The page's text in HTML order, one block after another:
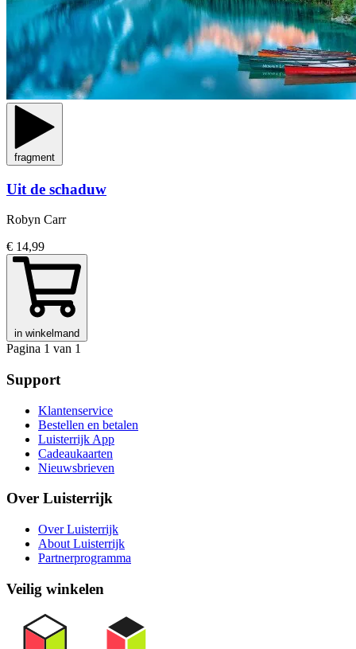
fragment
Uit de schaduw
Robyn Carr
€ 14,99
in winkelmand
Pagina 1 van 1
Support
Klantenservice
Bestellen en betalen
Luisterrijk App
Cadeaukaarten
Nieuwsbrieven
Over Luisterrijk
Over Luisterrijk
About Luisterrijk
Partnerprogramma
Veilig winkelen